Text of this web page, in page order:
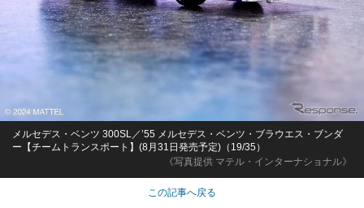
《写真提供 マテル・インターナショナル》
メルセデス・ベンツ 300SL／’55 メルセデス・ベンツ・ブラウエス・ブンダ
ー【チームトランスポート】(8月31日発売予定)（19/35）
この記事へ戻る